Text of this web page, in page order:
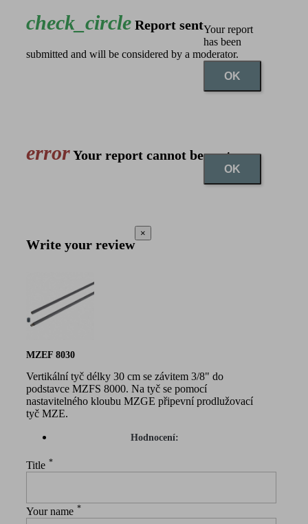
check_circle Report sentYour report
has been
submitted and will be considered by a moderator.
OK
errorYour report cannot be sent
OK
Write your review
×
MZEF 8030
Vertikální tyč délky 30 cm se závitem 3/8" do
podstavce MZFS 8000. Na tyč se pomocí
nastavitelného kloubu MZGE připevní prodlužovací
tyč MZE.
Hodnocení:
Title *
Your name *